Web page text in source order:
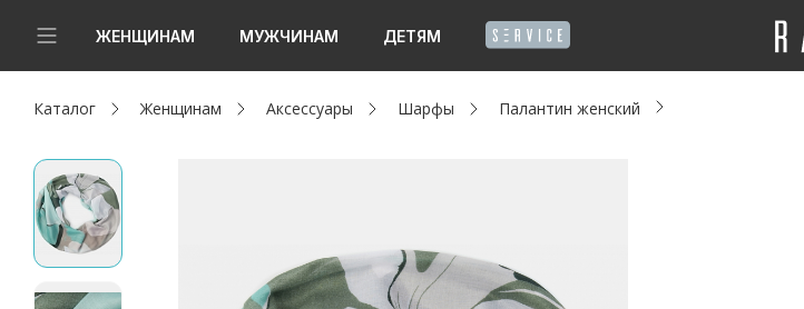
ЖЕНЩИНАМ МУЖЧИНАМ ДЕТЯМ
Новинки
Женщинам
Мужчинам
Каталог Женщинам Аксессуары Шарфы Палантин женский